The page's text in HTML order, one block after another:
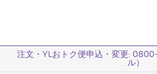
注文・YLおトク便申込・変更:
ル）